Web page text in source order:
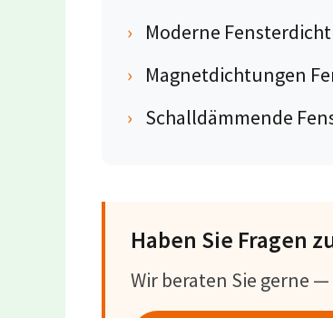
›
Moderne
›
Magnetdichtungen
› Schalldämmende
Haben Sie Fragen
Wir beraten Sie gerne